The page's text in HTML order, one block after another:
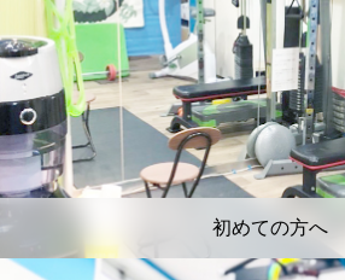
初めての方へ